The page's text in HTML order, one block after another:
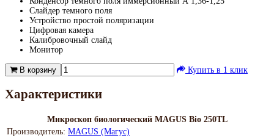
Слайдер темного поля
Устройство простой поляризации
Цифровая камера
Калибровочный слайд
Монитор
В корзину Купить в 1 клик
Характеристики
Микроскоп биологический MAGUS Bio 250TL
Производитель: MAGUS (Магус)